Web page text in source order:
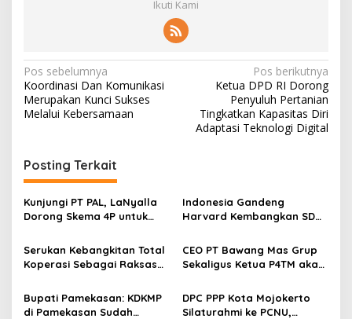
Ikuti Kami
N
a
v
g
a
s
i
p
o
s
Pos sebelumnya
Koordinasi Dan Komunikasi
Merupakan Kunci Sukses
Melalui Kebersamaan
Pos berikutnya
Ketua DPD RI Dorong
Penyuluh Pertanian
Tingkatkan Kapasitas Diri
Adaptasi Teknologi Digital
Posting Terkait
Kunjungi PT PAL, LaNyalla
Dorong Skema 4P untuk
Nasional
Indonesia Gandeng
Harvard Kembangkan SDM
Dunia
Serukan Kebangkitan Total
Koperasi Sebagai Raksasa
79
CEO PT Bawang Mas Grup
Sekaligus Ketua P4TM akan
Tembakau di Madura
Bupati Pamekasan: KDKMP
di Pamekasan Sudah
DPC PPP Kota Mojokerto
Silaturahmi ke PCNU,